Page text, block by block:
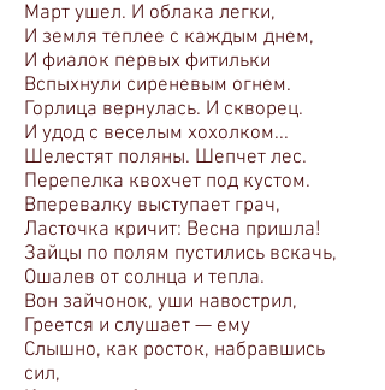
Март ушел. И облака легки,
И земля теплее с каждым днем,
И фиалок первых фитильки
Вспыхнули сиреневым огнем.
Горлица вернулась. И скворец.
И удод с веселым хохолком...
Шелестят поляны. Шепчет лес.
Перепелка квохчет под кустом.
Вперевалку выступает грач,
Ласточка кричит: Весна пришла!
Зайцы по полям пустились вскачь,
Ошалев от солнца и тепла.
Вон зайчонок, уши навострил,
Греется и слушает — ему
Слышно, как росток, набравшись
сил,